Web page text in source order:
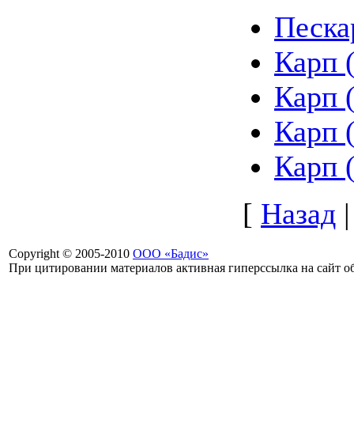
Карп
Карп
Карп
Карп
[ Назад
Copyright © 2005-2010 ООО «Бадис»
При цитировании материалов активная гиперссылка на сайт